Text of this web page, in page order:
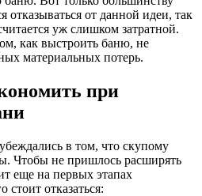
отказываться от данной идеи, так
уж слишком затратной.
как выстроить баню, не
материальных потерь.
при
в том, что скупому
Чтобы не пришлось расширять
еще на первых этапах
стоит отказаться: